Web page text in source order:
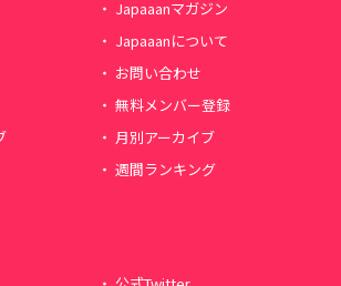
Japaaanマガジン
Japaaanについて
お問い合わせ
無料メンバー登録
月別アーカイブ
週間ランキング